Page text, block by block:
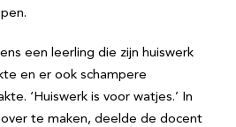
een leerling die zijn huiswerk
en er ook schampere
‘Huiswerk is voor watjes.’ In
over te maken, deelde de docent